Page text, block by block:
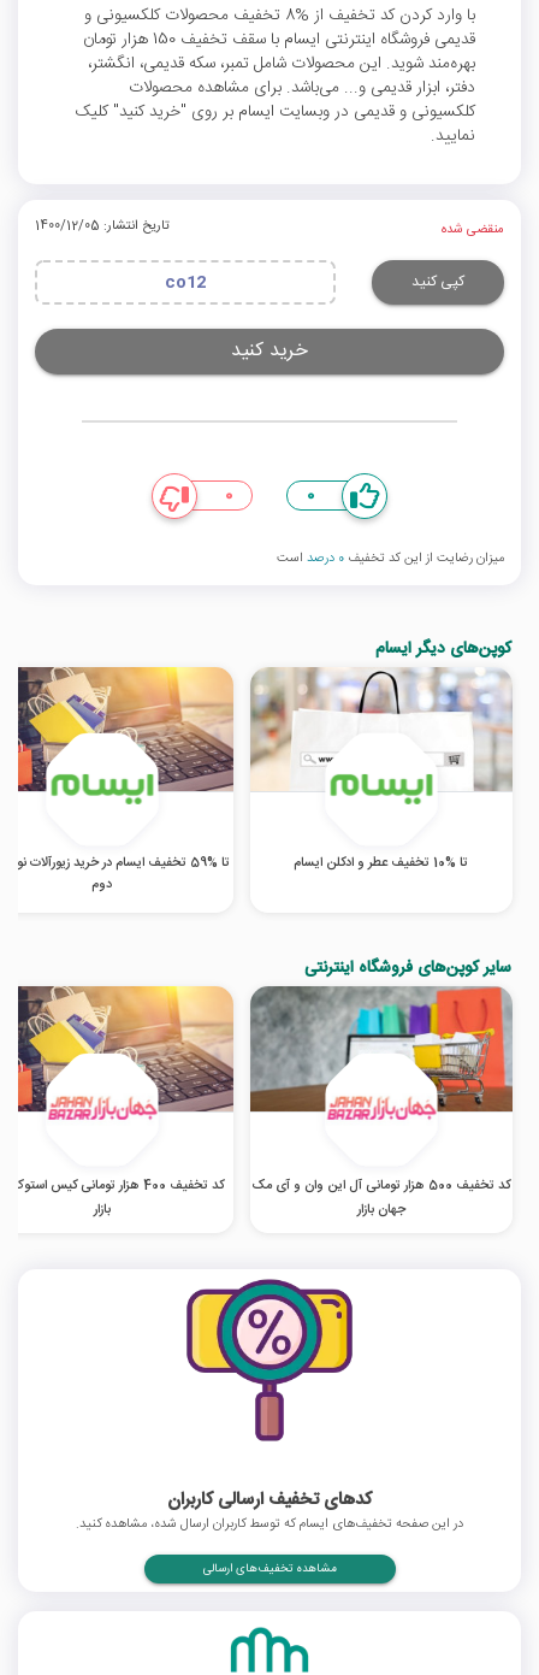
با وارد کردن کد تخفیف از %8 تخفیف محصولات کلکسیونی و
قدیمی فروشگاه اینترنتی ایسام با سقف تخفیف 150 هزار تومان
بهره‌مند شوید. این محصولات شامل تمبر، سکه قدیمی، انگشتر،
دفتر، ابزار قدیمی و... می‌باشد. برای مشاهده محصولات
کلکسیونی و قدیمی در وبسایت ایسام بر روی "خرید کنید" کلیک
نمایید.
منقضی شده تاریخ انتشار: 1400/12/05
کپی کنید co12
خرید کنید
0
0
میزان رضایت از این کد تخفیف 0 درصد است
کوپن‌های دیگر ایسام
تا %10 تخفیف عطر و ادکلن ایسام
تا %59 تخفیف ایسام در خرید زیورآلات
دوم
سایر کوپن‌های فروشگاه اینترنتی
کد تخفیف 500 هزار تومانی آل این وان و آی مک
جهان بازار
کد تخفیف 400 هزار تومانی کیس
بازار
کدهای تخفیف ارسالی کاربران
در این صفحه تخفیف‌های ایسام که توسط کاربران ارسال شده، مشاهده کنید.
مشاهده تخفیف‌های ارسالی